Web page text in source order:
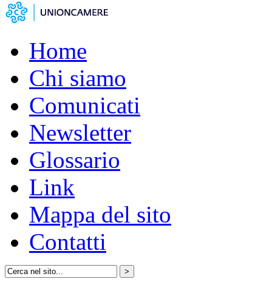
Home
Chi siamo
Comunicati
Newsletter
Glossario
Link
Mappa del sito
Contatti